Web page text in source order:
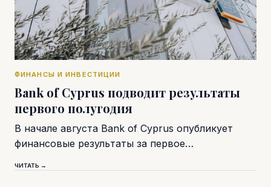
ФИНАНСЫ И ИНВЕСТИЦИИ
Bank of Cyprus подводит результаты
первого полугодия
В начале августа Bank of Cyprus опубликует
финансовые результаты за первое…
ЧИТАТЬ →